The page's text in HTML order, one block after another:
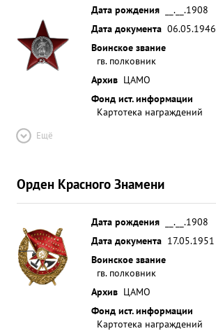
Дата рождения
__.__.1908
Дата документа 06.05.1946
Воинское звание
гв. полковник
Архив ЦАМО
Фонд ист. информации
Картотека награждений
Ещё
Орден Красного Знамени
Дата рождения
__.__.1908
Дата документа 17.05.1951
Воинское звание
гв. полковник
Архив ЦАМО
Фонд ист. информации
Картотека награждений